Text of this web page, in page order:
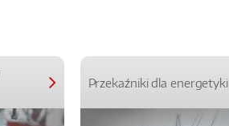
Przekaźniki dla energetyki